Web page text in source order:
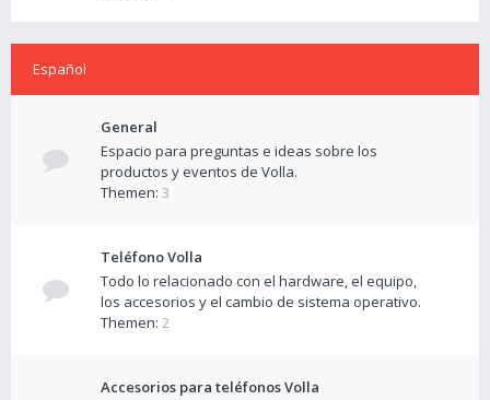
Español
General
Espacio para preguntas e ideas sobre los
productos y eventos de Volla.
Themen: 3
Teléfono Volla
Todo lo relacionado con el hardware, el equipo,
los accesorios y el cambio de sistema operativo.
Themen: 2
Accesorios para teléfonos Volla